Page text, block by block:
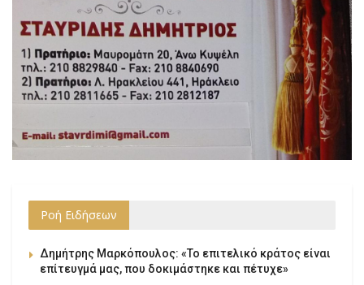
Ροή Ειδήσεων
Δημήτρης Μαρκόπουλος: «Το επιτελικό κράτος είναι
επίτευγμά μας, που δοκιμάστηκε και πέτυχε»